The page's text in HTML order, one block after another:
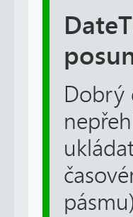
Dobrý